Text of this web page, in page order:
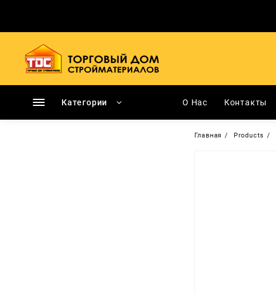
содержимому
Категории О Нас Контакты
Главная Products